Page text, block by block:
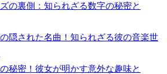
ズの裏側：知られざる数字の秘密と
の隠された名曲！知られざる彼の音楽世
の秘密！彼女が明かす意外な趣味と